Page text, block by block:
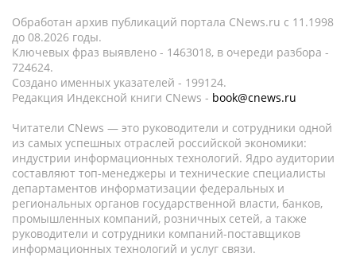
Обработан архив публикаций портала CNews.ru c 11.1998
до 08.2026 годы.
Ключевых фраз выявлено - 1463018, в очереди разбора -
724624.
Создано именных указателей - 199124.
Редакция Индексной книги CNews - book@cnews.ru
Читатели CNews — это руководители и сотрудники одной
из самых успешных отраслей российской экономики:
индустрии информационных технологий. Ядро аудитории
составляют топ-менеджеры и технические специалисты
департаментов информатизации федеральных и
региональных органов государственной власти, банков,
промышленных компаний, розничных сетей, а также
руководители и сотрудники компаний-поставщиков
информационных технологий и услуг связи.